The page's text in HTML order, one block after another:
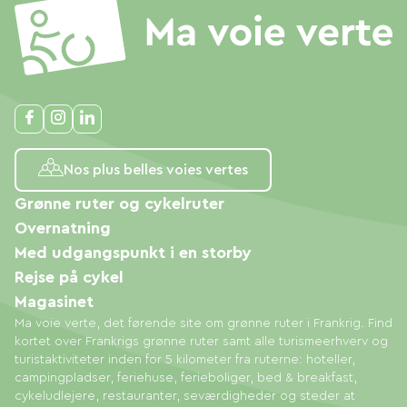
forberede din ankomst.
Udendørsområderne L'ART D'UNE PAUSE
omgivelserne. Lad dig guide af fuglesangen og
glem hverdagens stress.
Vores ejendom er det ideelle sted at nyde
naturen i et velholdt og sikkert miljø. Tag dine
børn med, sæt jer behageligt til rette omkring
den overdækkede pool og nyd tiden...
Nyd vores udendørsfaciliteter: * Haveborde og -
stole i fletværk * Liggestole omkring poolen *
Grill * Bordtennisbord, badminton, petanque og
andre udendørsspil står til jeres rådighed. Der er
mange vandrestier omkring ejendommen. Du
Nos plus belles voies vertes
Ma voie verte, det førende site om grønne ruter i Frankrig. Find
kortet over Frankrigs grønne ruter samt alle turismeerhverv og
turistaktiviteter inden for 5 kilometer fra ruterne: hoteller,
campingpladser, feriehuse, ferieboliger, bed & breakfast,
cykeludlejere, restauranter, seværdigheder og steder at
Grønne ruter og cykelruter
Overnatning
Med udgangspunkt i en storby
Rejse på cykel
Magasinet